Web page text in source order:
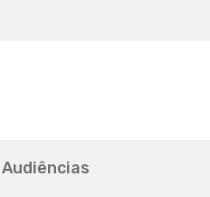
Audiências